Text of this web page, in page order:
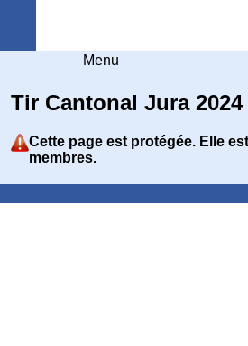
Menu
Tir Cantonal Jura 2024
Cette page est protégée. Elle
membres.